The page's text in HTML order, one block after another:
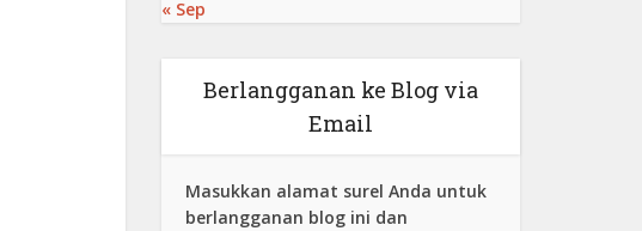
« Sep
Berlangganan ke Blog via
Email
Masukkan alamat surel Anda untuk
berlangganan blog ini dan